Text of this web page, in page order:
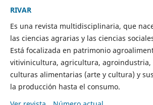
RIVAR
Es una revista multidisciplinaria, que
las ciencias agrarias y las ciencias
Está focalizada en patrimonio
vitivinicultura, agricultura, agroindustria,
culturas alimentarias (arte y cultura) y
la producción hasta el consumo.